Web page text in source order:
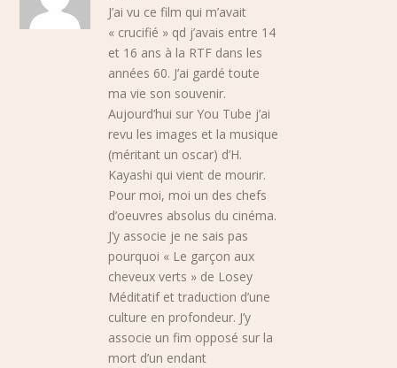
J’ai vu ce film qui m’avait
« crucifié » qd j’avais entre 14
et 16 ans à la RTF dans les
années 60. J’ai gardé toute
ma vie son souvenir.
Aujourd’hui sur You Tube j’ai
revu les images et la musique
(méritant un oscar) d’H.
Kayashi qui vient de mourir.
Pour moi, moi un des chefs
d’oeuvres absolus du cinéma.
J’y associe je ne sais pas
pourquoi « Le garçon aux
cheveux verts » de Losey
Méditatif et traduction d’une
culture en profondeur. J’y
associe un fim opposé sur la
mort d’un endant